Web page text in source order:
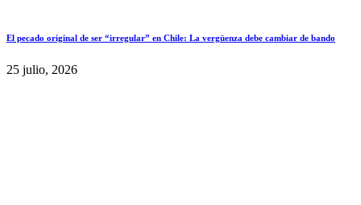
El pecado original de ser “irregular” en Chile: La vergüenza debe cambiar de bando
25 julio, 2026